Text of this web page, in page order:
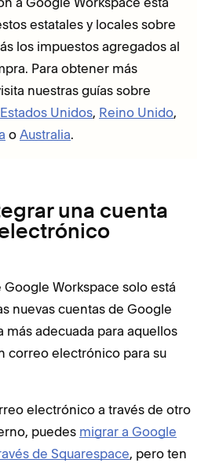
estatales y locales sobre
los impuestos agregados al
Para obtener más
nuestras guías sobre
Estados Unidos, Reino Unido,
o Australia.
una cuenta
Workspace solo está
nuevas cuentas de Google
más adecuada para aquellos
correo electrónico para su
electrónico a través de otro
puedes migrar a Google
de Squarespace, pero ten